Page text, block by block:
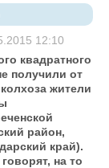
12:10
квадратного
получили от
жители
район,
край).
на то